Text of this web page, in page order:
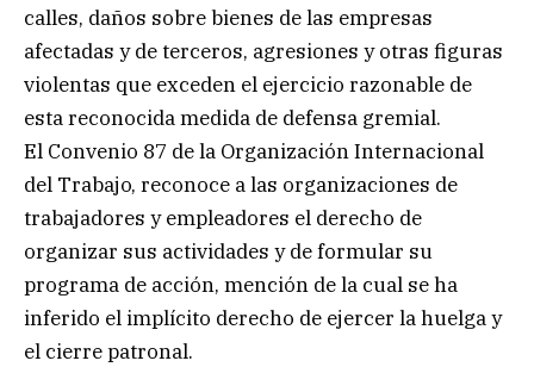
calles, daños sobre bienes de las empresas
afectadas y de terceros, agresiones y otras figuras
violentas que exceden el ejercicio razonable de
esta reconocida medida de defensa gremial.
El Convenio 87 de la Organización Internacional
del Trabajo, reconoce a las organizaciones de
trabajadores y empleadores el derecho de
organizar sus actividades y de formular su
programa de acción, mención de la cual se ha
inferido el implícito derecho de ejercer la huelga y
el cierre patronal.